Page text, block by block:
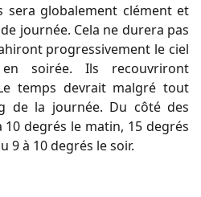
sera globalement clément et
journée. Cela ne durera pas
progressivement le ciel
soirée. Ils recouvriront
Le temps devrait malgré tout
de la journée. Du côté des
degrés le matin, 15 degrés
9 à 10 degrés le soir.